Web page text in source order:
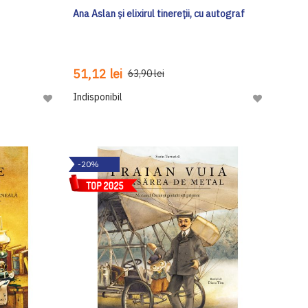
Adaugă
Dorinte
Ana Aslan și elixirul tinereții, cu autograf
51,12 lei 63,90 lei
Indisponibil
Adaugă
-20%